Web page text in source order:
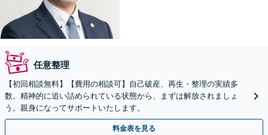
任意整理
【初回相談無料】【費用の相談可】自己破産、再生・整理の実績多
数。精神的に追い詰められている状態から、まずは解放されましょ
う。親身になってサポートいたします。
料金表を見る